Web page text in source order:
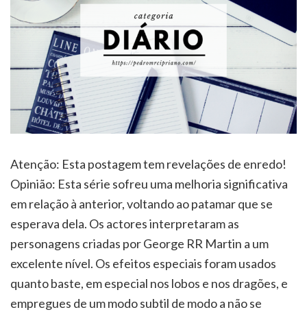
Atenção: Esta postagem tem revelações de enredo!
Opinião: Esta série sofreu uma melhoria significativa
em relação à anterior, voltando ao patamar que se
esperava dela. Os actores interpretaram as
personagens criadas por George RR Martin a um
excelente nível. Os efeitos especiais foram usados
quanto baste, em especial nos lobos e nos dragões, e
empregues de um modo subtil de modo a não se